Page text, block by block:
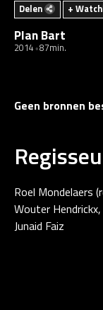
Delen +
Plan Bart
2014 87min.
Geen bronnen
Roel Mondelaers
Wouter
Junaid Faiz